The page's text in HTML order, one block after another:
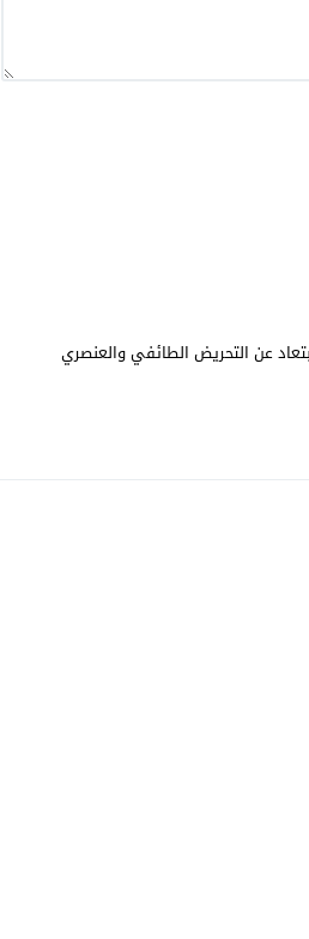
عن التحريض الطائفي والعنصري